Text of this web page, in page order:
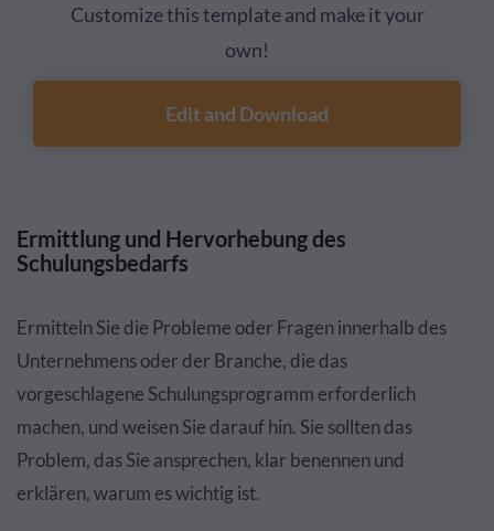
Customize this template and make it your
own!
Edit and Download
Ermittlung und Hervorhebung des
Schulungsbedarfs
Ermitteln Sie die Probleme oder Fragen innerhalb des
Unternehmens oder der Branche, die das
vorgeschlagene Schulungsprogramm erforderlich
machen, und weisen Sie darauf hin. Sie sollten das
Problem, das Sie ansprechen, klar benennen und
erklären, warum es wichtig ist.